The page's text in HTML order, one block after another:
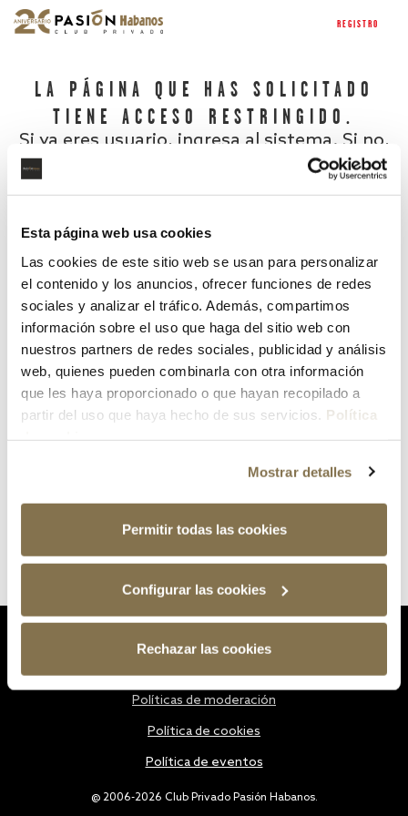
Esta página web usa cookies
Las cookies de este sitio web se usan para personalizar
el contenido y los anuncios, ofrecer funciones de redes
sociales y analizar el tráfico. Además, compartimos
información sobre el uso que haga del sitio web con
nuestros partners de redes sociales, publicidad y análisis
web, quienes pueden combinarla con otra información
que les haya proporcionado o que hayan recopilado a
partir del uso que haya hecho de sus servicios. Política
Mostrar detalles
Permitir todas las cookies
Configurar las cookies
Rechazar las cookies
REGISTRO
LA PÁGINA QUE HAS SOLICITADO
TIENE ACCESO RESTRINGIDO.
Si ya eres usuario, ingresa al sistema. Si no,
¿Has olvidado tu contraseña?
@ 2006-2026 Club Privado Pasión Habanos.
Políticas de moderación
Política de cookies
Política de eventos